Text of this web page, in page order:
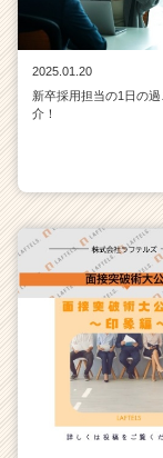
2025.01.20
新卒採用担当の1日の
介！